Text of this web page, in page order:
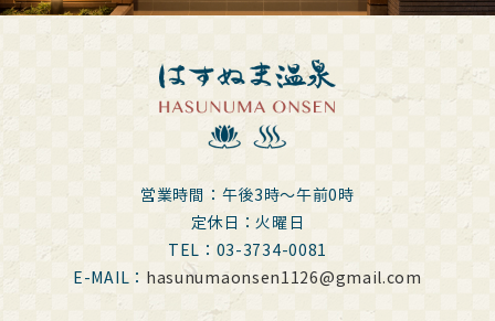
営業時間：午後3時～午前0時
定休日：火曜日
TEL：03-3734-0081
E-MAIL： hasunumaonsen1126@gmail.com